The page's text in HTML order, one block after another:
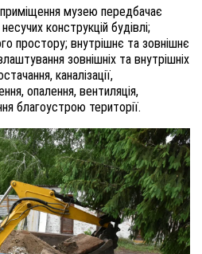
музею передбачає
конструкцій будівлі;
простору; внутрішнє та зовнішнє
зовнішніх та внутрішніх
каналізації,
опалення, вентиляція,
благоустрою території.